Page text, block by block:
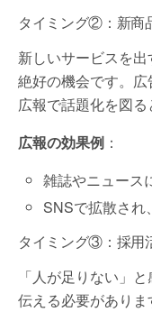
タイミング②：新商
新しいサービスを
絶好の機会です。
広報で話題化を図る
広報の効果例 ：
雑誌やニュース
SNSで拡散され
タイミング③：採用
「人が足りない」
伝える必要があり